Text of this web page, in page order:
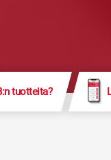
tuotteita?